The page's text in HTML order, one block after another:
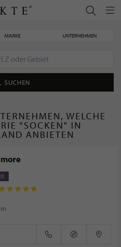
MARKE UNTERNEHMEN
SUCHEN
WELCHE
"SOCKEN" IN
ANBIETEN